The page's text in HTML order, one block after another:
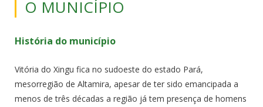
O MUNICÍPIO
História do município
Vitória do Xingu fica no sudoeste do estado Pará,
mesorregião de Altamira, apesar de ter sido emancipada a
menos de três décadas a região já tem presença de homens